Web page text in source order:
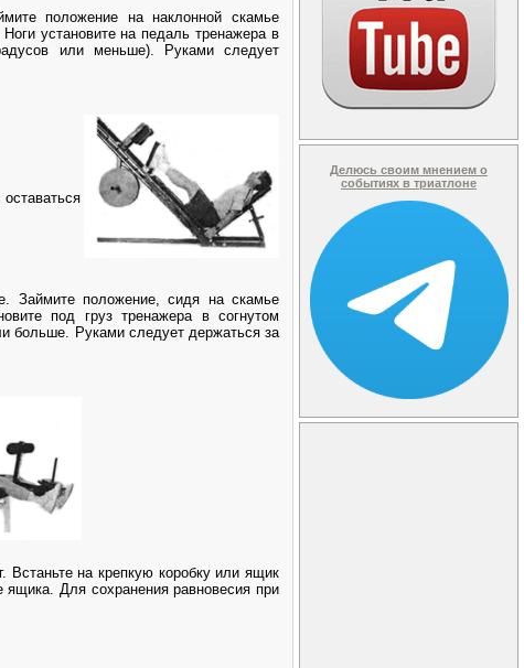
положение на наклонной скамье
установите на педаль тренажера в
или меньше). Руками следует
Займите положение, сидя на скамье
под груз тренажера в согнутом
больше. Руками следует держаться за
Встаньте на крепкую коробку или ящик
ящика. Для сохранения равновесия при
Делюсь своим мнением о
событиях в триатлоне